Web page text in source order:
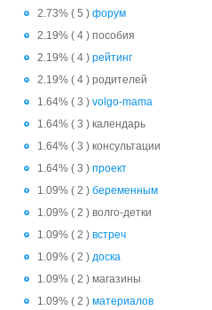
2.73% ( 5 ) форум
2.19% ( 4 ) пособия
2.19% ( 4 ) рейтинг
2.19% ( 4 ) родителей
1.64% ( 3 ) volgo-mama
1.64% ( 3 ) календарь
1.64% ( 3 ) консультации
1.64% ( 3 ) проект
1.09% ( 2 ) беременным
1.09% ( 2 ) волго-детки
1.09% ( 2 ) встреч
1.09% ( 2 ) доска
1.09% ( 2 ) магазины
1.09% ( 2 ) материалов